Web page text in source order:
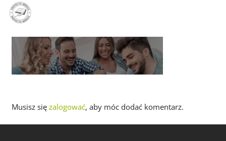
Musisz się zalogować, aby móc dodać komentarz.